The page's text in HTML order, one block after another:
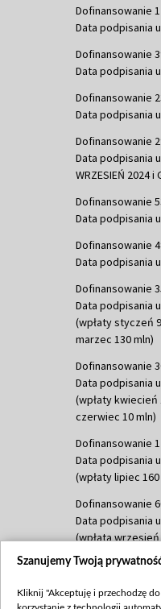
Dofinansowanie
Data podpisania
Dofinansowanie
Data podpisania
Dofinansowanie
Data podpisania
Dofinansowanie
Data podpisania
WRZESIEŃ 2024 i
Dofinansowanie
Data podpisania
Dofinansowanie
Data podpisania
Dofinansowanie
Data podpisania
(wpłaty styczeń
marzec 130 mln)
Dofinansowanie
Data podpisania
(wpłaty kwiecień
czerwiec 10 mln)
Dofinansowanie
Data podpisania
(wpłaty lipiec
Dofinansowanie
Data podpisania
(wpłata wrzesień
Dofinansowanie
(wpłata
Szanujemy Twoją
Kliknij "Akceptuję i przechodzę